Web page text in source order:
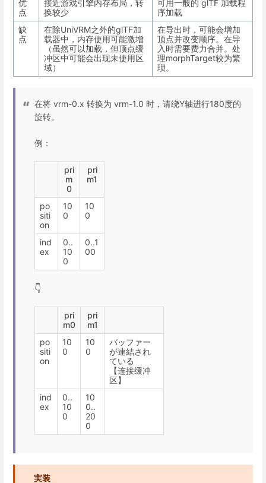
优
点
接近游戏引擎内存布局，转
换较少
可用一般的 glTF 加载程
序加载
缺
点
在除UniVRM之外的glTF加
载器中，内存使用可能激增
（虽然可以加载，但顶点缓
冲区中可能会出现未使用区
域）
在导出时，可能会增加
顶点并改变顺序。在导
入时需要费力合并。处
理morphTarget较为繁
琐。
在将 vrm-0.x 转换为 vrm-1.0 时，请绕Y轴进行180度的
旋转。
例：
pri
m
0
pri
m1
po
siti
on
10
0
10
0
ind
ex
0..
10
0
0..1
00
👇
pri
m0
pri
m1
po
siti
on
10
0
10
0
バッファー
が連結され
ている
【连接缓冲
区】
ind
ex
0..
10
0
10
0..
20
0
実装